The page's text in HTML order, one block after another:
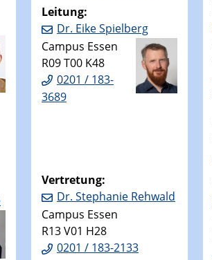
Leitung:
Dr. Eike Spielberg
Campus Essen
R09 T00 K48
0201 / 183-
3689
Vertretung:
Dr. Stephanie Rehwald
Campus Essen
R13 V01 H28
0201 / 183-2133